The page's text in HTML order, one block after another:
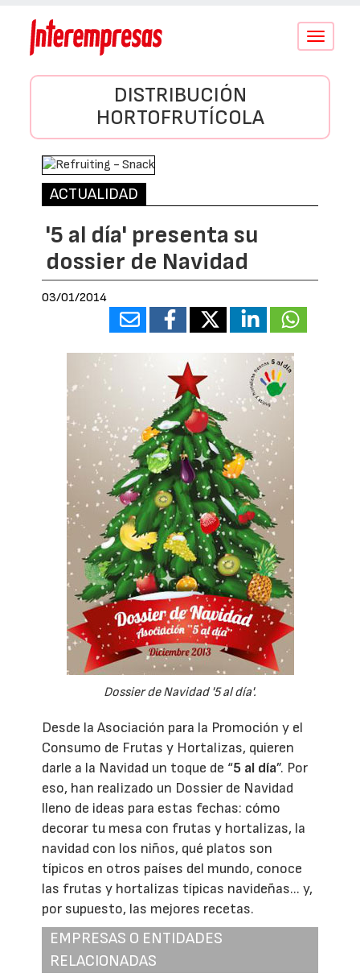
Conmutar
DISTRIBUCIÓN
HORTOFRUTÍCOLA
ACTUALIDAD
'5 al día' presenta su
dossier de Navidad
03/01/2014
Dossier de Navidad '5 al día'.
Desde la Asociación para la Promoción y el
Consumo de Frutas y Hortalizas, quieren
darle a la Navidad un toque de “5 al día”. Por
eso, han realizado un Dossier de Navidad
lleno de ideas para estas fechas: cómo
decorar tu mesa con frutas y hortalizas, la
navidad con los niños, qué platos son
típicos en otros países del mundo, conoce
las frutas y hortalizas típicas navideñas... y,
por supuesto, las mejores recetas.
EMPRESAS O ENTIDADES
RELACIONADAS